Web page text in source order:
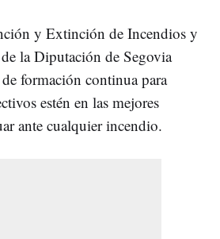
y Extinción de Incendios y
la Diputación de Segovia
formación continua para
estén en las mejores
ante cualquier incendio.